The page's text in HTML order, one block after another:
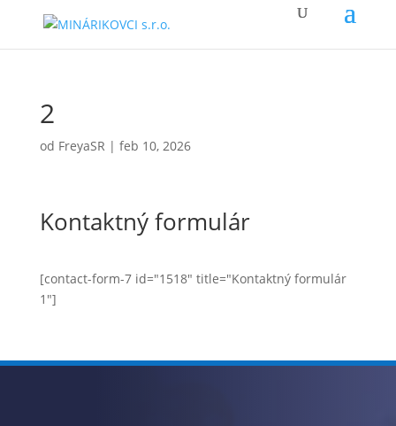
2
od FreyaSR | feb 10, 2026
Kontaktný formulár
[contact-form-7 id="1518" title="Kontaktný formulár
1"]